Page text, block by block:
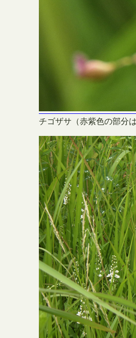
チゴザサ（赤紫色の部分